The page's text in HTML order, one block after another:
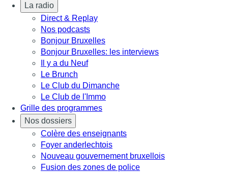
La radio
Direct & Replay
Nos podcasts
Bonjour Bruxelles
Bonjour Bruxelles: les interviews
Il y a du Neuf
Le Brunch
Le Club du Dimanche
Le Club de l'Immo
Grille des programmes
Nos dossiers
Colère des enseignants
Foyer anderlechtois
Nouveau gouvernement bruxellois
Fusion des zones de police